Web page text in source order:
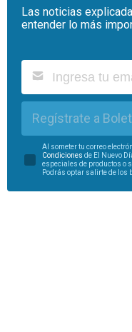
Las noticias
entender lo más
Regístrate a
Al someter tu correo
Condiciones de El Nuevo
especiales de productos o
Podrás optar salirte de los